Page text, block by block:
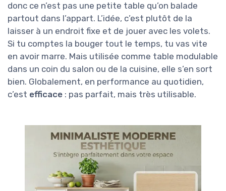
donc ce n’est pas une petite table qu’on balade
partout dans l’appart. L’idée, c’est plutôt de la
laisser à un endroit fixe et de jouer avec les volets.
Si tu comptes la bouger tout le temps, tu vas vite
en avoir marre. Mais utilisée comme table modulable
dans un coin du salon ou de la cuisine, elle s’en sort
bien. Globalement, en performance au quotidien,
c’est efficace : pas parfait, mais très utilisable.